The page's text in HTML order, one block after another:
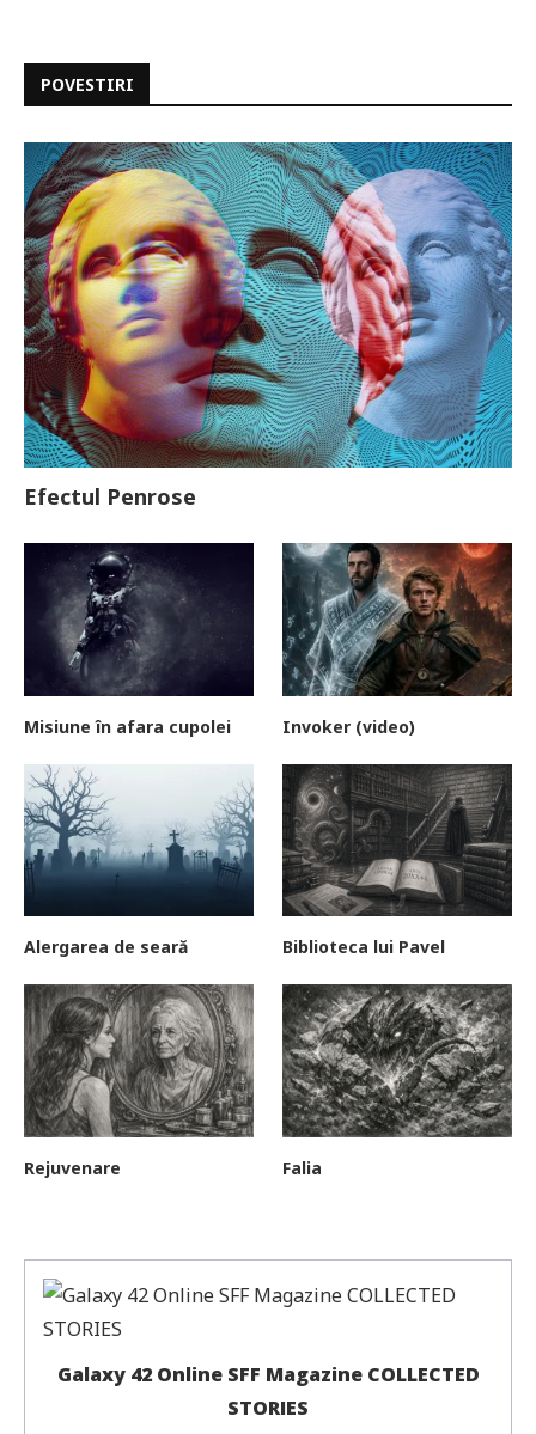
POVESTIRI
Efectul Penrose
Misiune în afara cupolei Invoker (video)
Alergarea de seară Biblioteca lui Pavel
Rejuvenare Falia
Galaxy 42 Online SFF Magazine COLLECTED
STORIES